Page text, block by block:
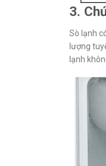
3.
Sò lạnh
lượng
lạnh